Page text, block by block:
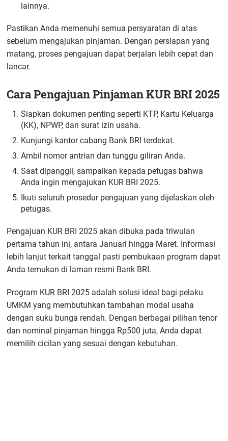
lainnya.
Pastikan Anda memenuhi semua persyaratan di atas
sebelum mengajukan pinjaman. Dengan persiapan yang
matang, proses pengajuan dapat berjalan lebih cepat dan
lancar.
Cara Pengajuan Pinjaman KUR BRI 2025
Siapkan dokumen penting seperti KTP, Kartu Keluarga
(KK), NPWP, dan surat izin usaha.
Kunjungi kantor cabang Bank BRI terdekat.
Ambil nomor antrian dan tunggu giliran Anda.
Saat dipanggil, sampaikan kepada petugas bahwa
Anda ingin mengajukan KUR BRI 2025.
Ikuti seluruh prosedur pengajuan yang dijelaskan oleh
petugas.
Pengajuan KUR BRI 2025 akan dibuka pada triwulan
pertama tahun ini, antara Januari hingga Maret. Informasi
lebih lanjut terkait tanggal pasti pembukaan program dapat
Anda temukan di laman resmi Bank BRI.
Program KUR BRI 2025 adalah solusi ideal bagi pelaku
UMKM yang membutuhkan tambahan modal usaha
dengan suku bunga rendah. Dengan berbagai pilihan tenor
dan nominal pinjaman hingga Rp500 juta, Anda dapat
memilih cicilan yang sesuai dengan kebutuhan.